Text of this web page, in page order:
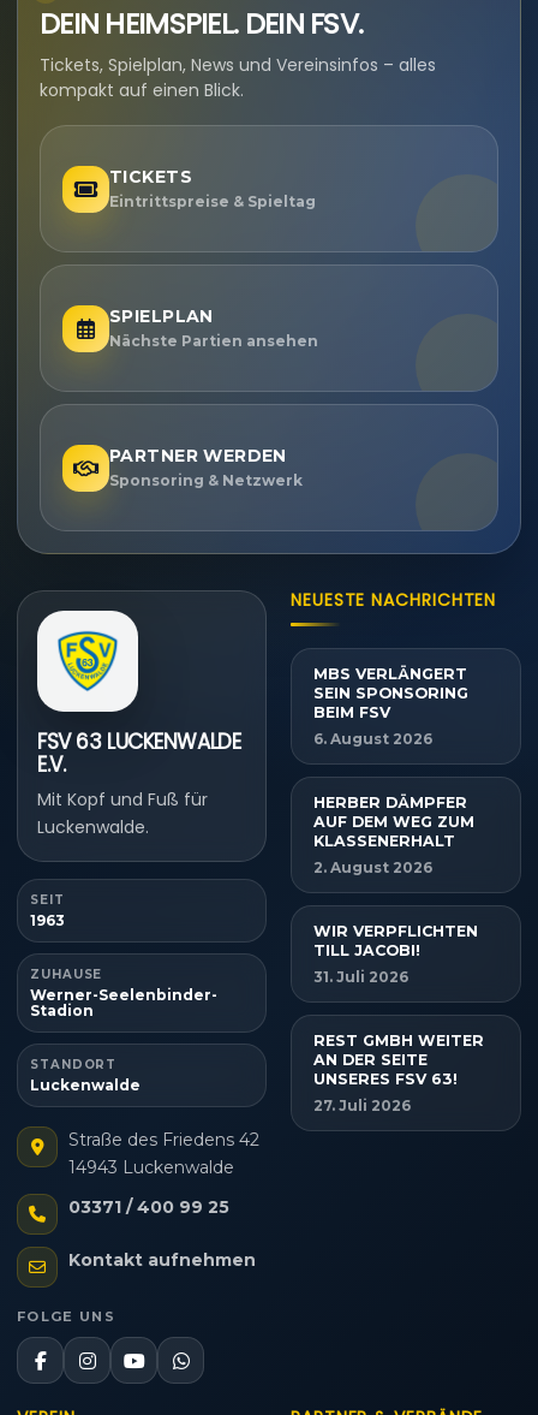
DEIN HEIMSPIEL. DEIN FSV.
Tickets, Spielplan, News und Vereinsinfos – alles
kompakt auf einen Blick.
TICKETS
Eintrittspreise & Spieltag
SPIELPLAN
Nächste Partien ansehen
PARTNER WERDEN
Sponsoring & Netzwerk
FSV 63 LUCKENWALDE
E.V.
Mit Kopf und Fuß für
Luckenwalde.
SEIT
1963
ZUHAUSE
Werner-Seelenbinder-
Stadion
STANDORT
Luckenwalde
Straße des Friedens 42
14943 Luckenwalde
03371 / 400 99 25
Kontakt aufnehmen
FOLGE UNS
NEUESTE NACHRICHTEN
MBS VERLÄNGERT
SEIN SPONSORING
BEIM FSV
6. August 2026
HERBER DÄMPFER
AUF DEM WEG ZUM
KLASSENERHALT
2. August 2026
WIR VERPFLICHTEN
TILL JACOBI!
31. Juli 2026
REST GMBH WEITER
AN DER SEITE
UNSERES FSV 63!
27. Juli 2026